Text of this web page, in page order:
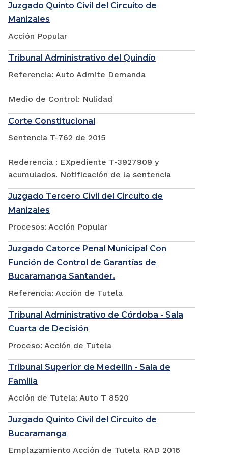
Juzgado Quinto Civil del Circuito de
Manizales
Acción Popular
Tribunal Administrativo del Quindío
Referencia: Auto Admite Demanda
Medio de Control: Nulidad
Corte Constitucional
Sentencia T-762 de 2015
Rederencia : EXpediente T-3927909 y
acumulados. Notificación de la sentencia
Juzgado Tercero Civil del Circuito de
Manizales
Procesos: Acción Popular
Juzgado Catorce Penal Municipal Con
Función de Control de Garantías de
Bucaramanga Santander.
Referencia: Acción de Tutela
Tribunal Administrativo de Córdoba - Sala
Cuarta de Decisión
Proceso: Acción de Tutela
Tribunal Superior de Medellín - Sala de
Familia
Acción de Tutela: Auto T 8520
Juzgado Quinto Civil del Circuito de
Bucaramanga
Emplazamiento Acción de Tutela RAD 2016